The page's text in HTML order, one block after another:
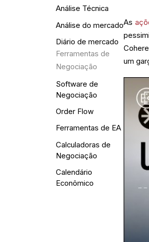
Análise Técnica
Análise do mercado
Diário de mercado
Ferramentas de
Negociação
Software de
Negociação
Order Flow
Ferramentas de EA
Calculadoras de
Negociação
Calendário
Econômico
As
um